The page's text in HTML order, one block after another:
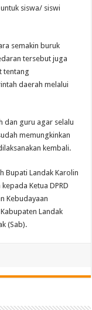
siswa/ siswi
semakin buruk
tersebut juga
tentang
daerah melalui
dan guru agar selalu
memungkinkan
kembali.
Bupati Landak Karolin
Ketua DPRD
Kebudayaan
Landak
(Sab).